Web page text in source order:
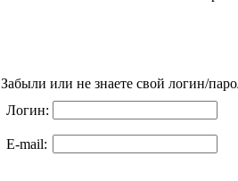
Забыли или не знаете свой логин/
Логин:
E-mail: